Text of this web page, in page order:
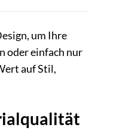
um Ihre
oder einfach nur
auf Stil,